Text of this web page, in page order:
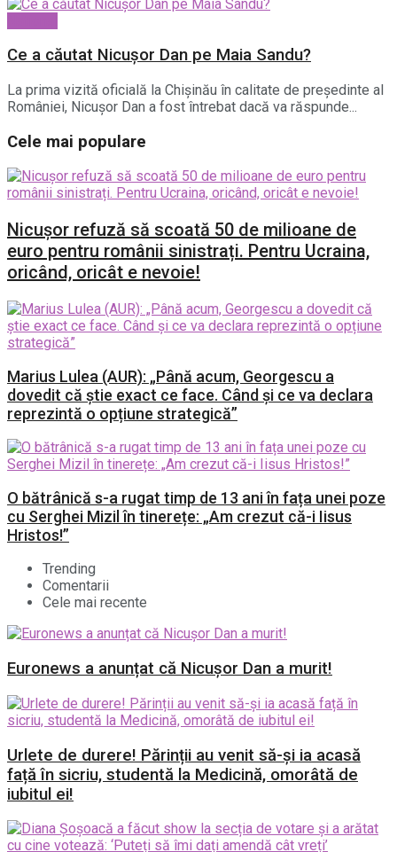
Ce a căutat Nicușor Dan pe Maia Sandu?
La prima vizită oficială la Chișinău în calitate de președinte al
României, Nicușor Dan a fost întrebat dacă va răspunde...
Cele mai populare
Nicușor refuză să scoată 50 de milioane de
euro pentru românii sinistrați. Pentru Ucraina,
oricând, oricât e nevoie!
Marius Lulea (AUR): „Până acum, Georgescu a
dovedit că știe exact ce face. Când și ce va declara
reprezintă o opțiune strategică”
O bătrânică s-a rugat timp de 13 ani în fața unei poze
cu Serghei Mizil în tinerețe: „Am crezut că-i Iisus
Hristos!”
Trending
Comentarii
Cele mai recente
Euronews a anunțat că Nicușor Dan a murit!
Urlete de durere! Părinții au venit să-și ia acasă
față în sicriu, studentă la Medicină, omorâtă de
iubitul ei!